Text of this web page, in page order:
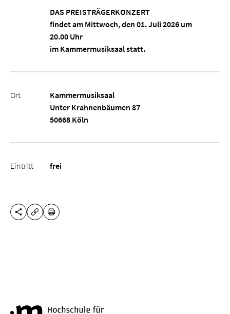
DAS PREISTRÄGERKONZERT
findet am Mittwoch, den 01. Juli 2026 um
20.00 Uhr
im Kammermusiksaal statt.
Ort
Kammermusiksaal
Unter Krahnenbäumen 87
50668 Köln
Eintritt frei
DIESE SEITE TEILEN
URL KOPIEREN
DRUCKEN